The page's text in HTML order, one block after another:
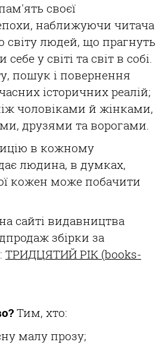
своєї
, наближуючи читача
світу людей, що прагнуть
себе у світі та світ в собі.
, пошук і повернення
історичних реалій;
іж чоловіками й жінками,
, друзями та ворогами.
в кожному
людина, в думках,
кожен може побачити
на сайті видавництва
збірки за
: ТРИДЦЯТИЙ РІК (books-
Тим, хто:
малу прозу;